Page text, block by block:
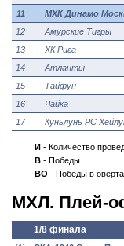
11
МХК Динамо
12
Амурские Тигры
13
ХК Рига
14
Атланты
15
Тайфун
16
Чайка
17
Куньлунь РС
И - Количество
В - Победы
ВО - Победы в
МХЛ. Плей-
1/8 финала